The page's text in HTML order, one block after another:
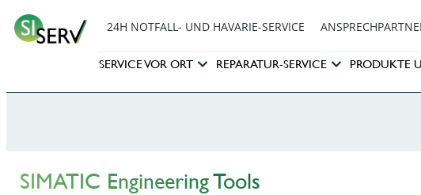
24H NOTFALL- UND HAVARIE-SERVICE
SERVICE VOR ORT REPARATUR-SERVICE PRODUKTE
SIMATIC Engineering Tools